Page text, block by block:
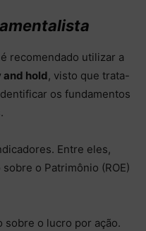
recomendado utilizar a
hold, visto que trata-
os fundamentos
Entre eles,
o Patrimônio (ROE)
sobre o lucro por ação.